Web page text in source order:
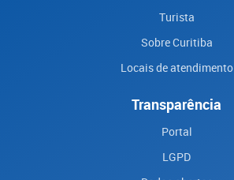
Turista
Sobre Curitiba
Locais de atendimento
Transparência
Portal
LGPD